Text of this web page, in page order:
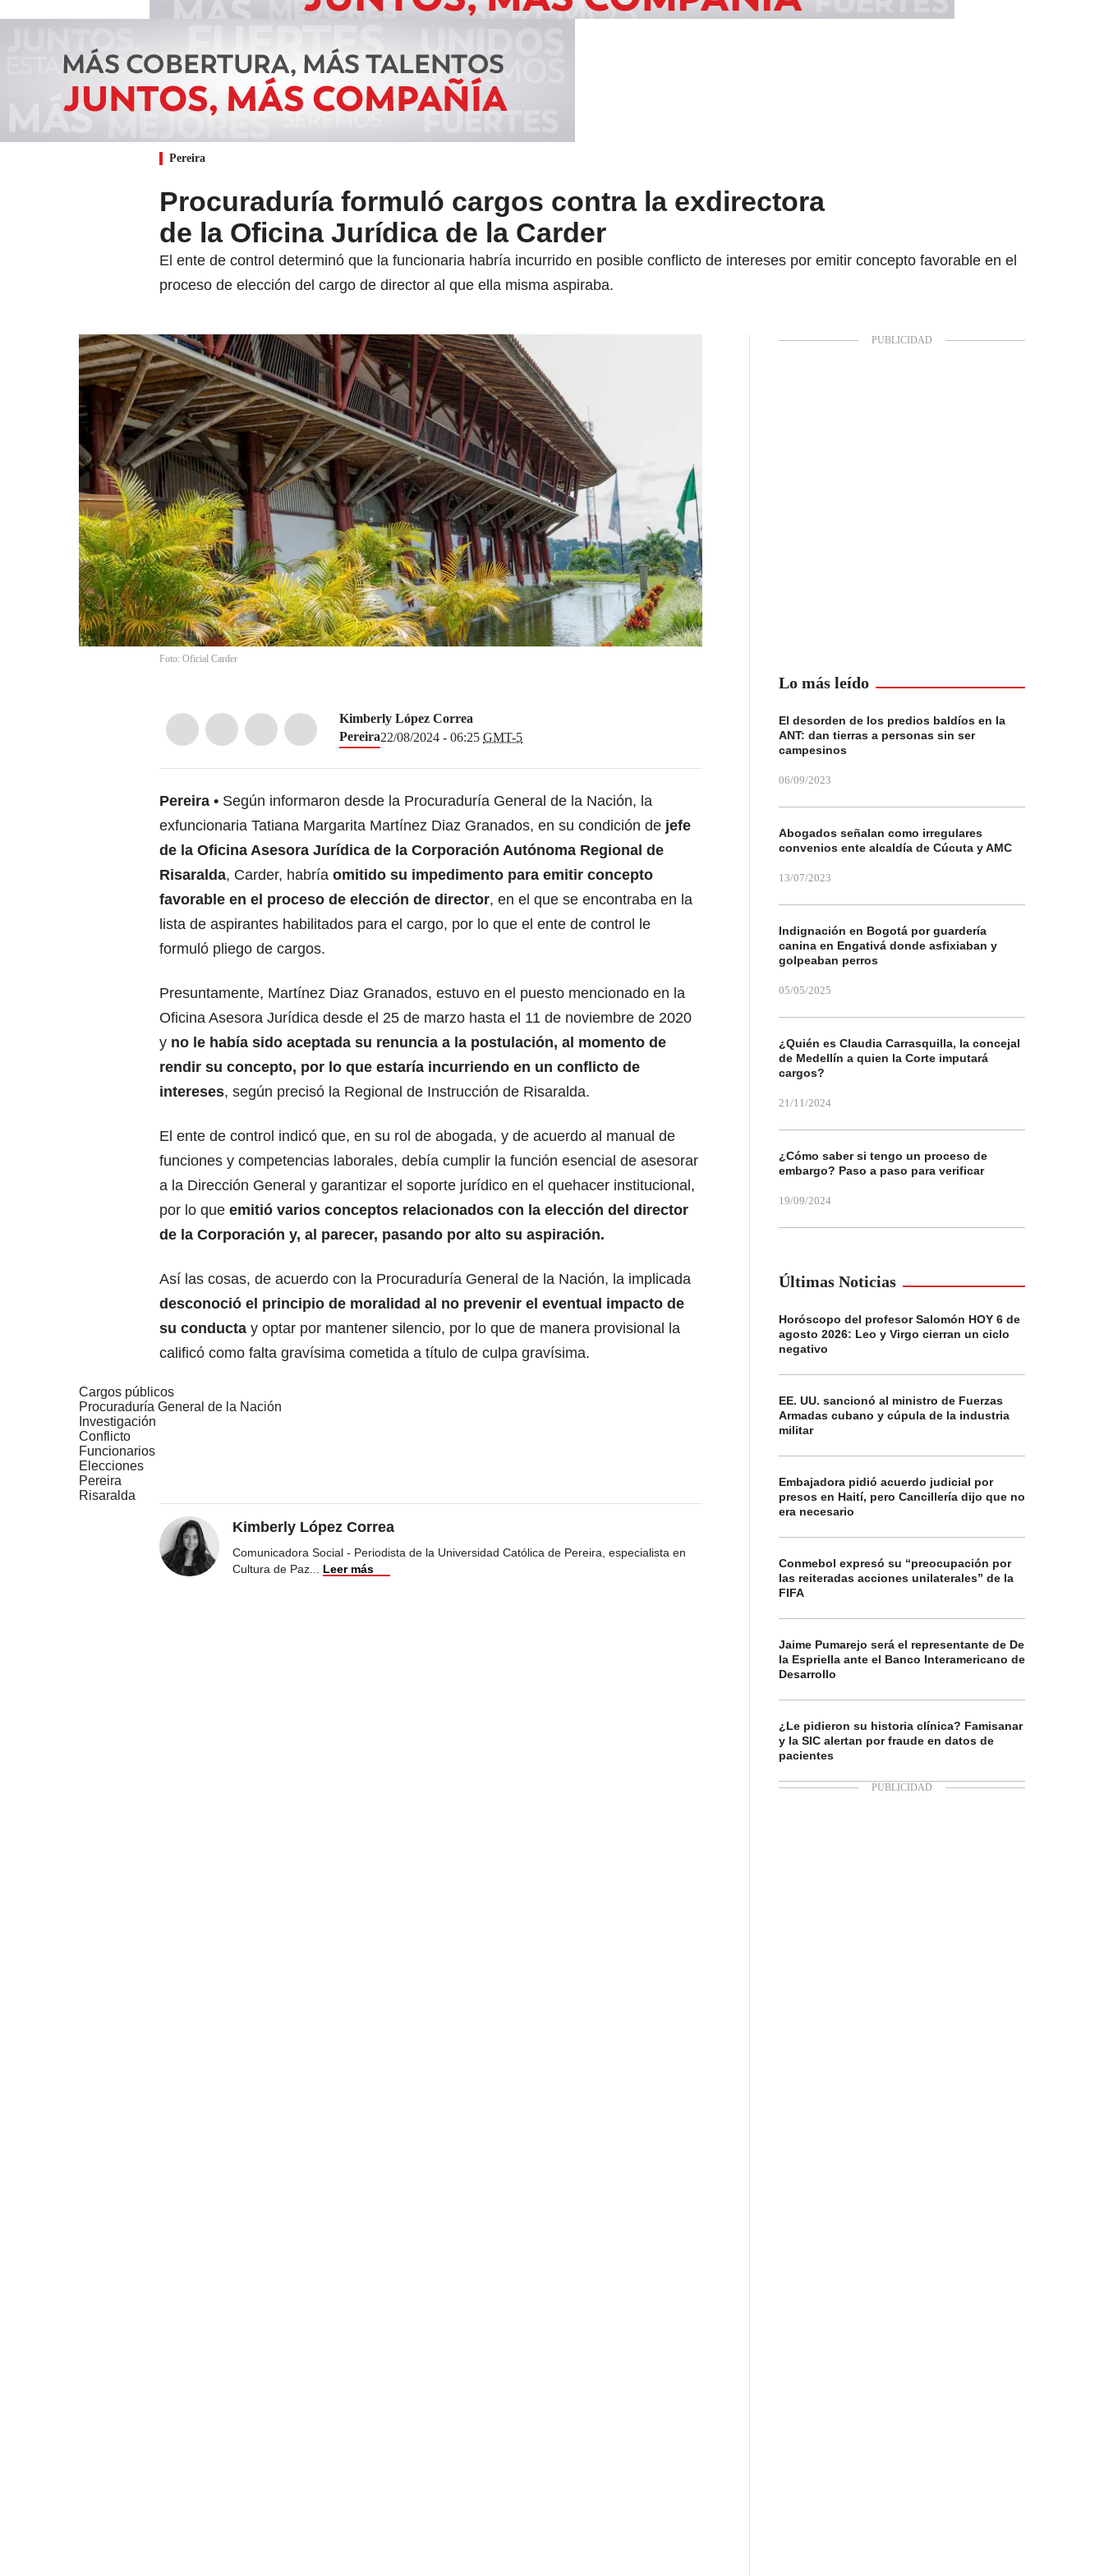
Pereira
Procuraduría formuló cargos contra la exdirectora
de la Oficina Jurídica de la Carder
El ente de control determinó que la funcionaria habría incurrido en posible conflicto de intereses por emitir concepto favorable en el
proceso de elección del cargo de director al que ella misma aspiraba.
Foto: Oficial Carder
Kimberly López Correa
Pereira22/08/2024 - 06:25 GMT-5
Pereira
Según informaron desde la Procuraduría General de la Nación, la
exfuncionaria Tatiana Margarita Martínez Diaz Granados, en su condición de jefe
de la Oficina Asesora Jurídica de la Corporación Autónoma Regional de
Risaralda, Carder, habría omitido su impedimento para emitir concepto
favorable en el proceso de elección de director, en el que se encontraba en la
lista de aspirantes habilitados para el cargo, por lo que el ente de control le
formuló pliego de cargos.
Presuntamente, Martínez Diaz Granados, estuvo en el puesto mencionado en la
Oficina Asesora Jurídica desde el 25 de marzo hasta el 11 de noviembre de 2020
y no le había sido aceptada su renuncia a la postulación, al momento de
rendir su concepto, por lo que estaría incurriendo en un conflicto de
intereses, según precisó la Regional de Instrucción de Risaralda.
El ente de control indicó que, en su rol de abogada, y de acuerdo al manual de
funciones y competencias laborales, debía cumplir la función esencial de asesorar
a la Dirección General y garantizar el soporte jurídico en el quehacer institucional,
por lo que emitió varios conceptos relacionados con la elección del director
de la Corporación y, al parecer, pasando por alto su aspiración.
Así las cosas, de acuerdo con la Procuraduría General de la Nación, la implicada
desconoció el principio de moralidad al no prevenir el eventual impacto de
su conducta y optar por mantener silencio, por lo que de manera provisional la
calificó como falta gravísima cometida a título de culpa gravísima.
Cargos públicos
Procuraduría General de la Nación
Investigación
Conflicto
Funcionarios
Elecciones
Pereira
Risaralda
Kimberly López Correa
Comunicadora Social - Periodista de la Universidad Católica de Pereira, especialista en
Cultura de Paz
Leer más
Lo más leído
El desorden de los predios baldíos en la
ANT: dan tierras a personas sin ser
campesinos
06/09/2023
Abogados señalan como irregulares
convenios ente alcaldía de Cúcuta y AMC
13/07/2023
Indignación en Bogotá por guardería
canina en Engativá donde asfixiaban y
golpeaban perros
05/05/2025
¿Quién es Claudia Carrasquilla, la concejal
de Medellín a quien la Corte imputará
cargos?
21/11/2024
¿Cómo saber si tengo un proceso de
embargo? Paso a paso para verificar
19/09/2024
Últimas Noticias
Horóscopo del profesor Salomón HOY 6 de
agosto 2026: Leo y Virgo cierran un ciclo
negativo
EE. UU. sancionó al ministro de Fuerzas
Armadas cubano y cúpula de la industria
militar
Embajadora pidió acuerdo judicial por
presos en Haití, pero Cancillería dijo que no
era necesario
Conmebol expresó su “preocupación por
las reiteradas acciones unilaterales” de la
FIFA
Jaime Pumarejo será el representante de De
la Espriella ante el Banco Interamericano de
Desarrollo
¿Le pidieron su historia clínica? Famisanar
y la SIC alertan por fraude en datos de
pacientes